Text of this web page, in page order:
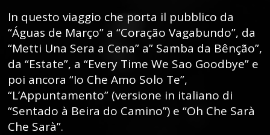
In questo viaggio che porta il pubblico da
“Águas de Março” a “Coração Vagabundo”, da
“Metti Una Sera a Cena” a” Samba da Bênção”,
da “Estate”, a “Every Time We Sao Goodbye” e
poi ancora “Io Che Amo Solo Te”,
“L’Appuntamento” (versione in italiano di
“Sentado à Beira do Camino”) e “Oh Che Sarà
Che Sarà”.